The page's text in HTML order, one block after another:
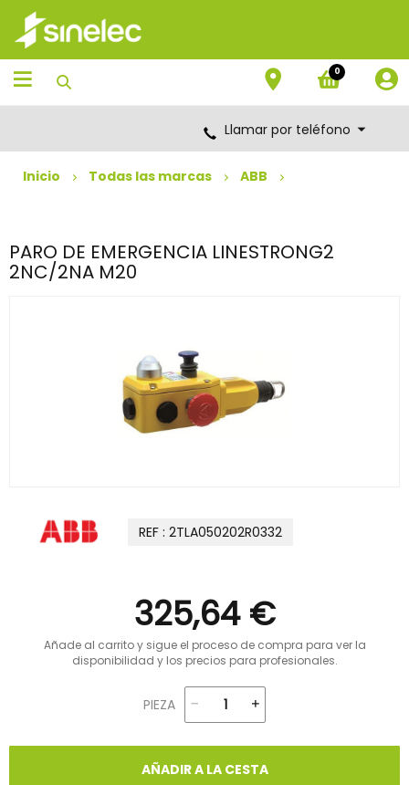
Saltar
contenido
Saltar
menú
de
navegación
0
Llamar por teléfono
Inicio Todas las marcas ABB
PARO DE EMERGENCIA LINESTRONG2
2NC/2NA M20
REF : 2TLA050202R0332
325,64 €
Añade al carrito y sigue el proceso de compra para ver la
disponibilidad y los precios para profesionales.
PIEZA
AÑADIR A LA CESTA